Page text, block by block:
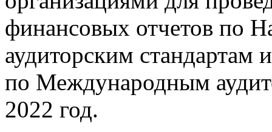
финансовых отчетов по
аудиторским стандартам
по Международным
2022 год.